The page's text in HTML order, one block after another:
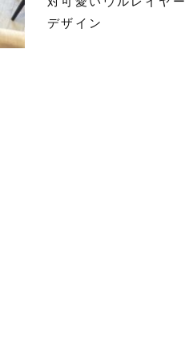
デザイン